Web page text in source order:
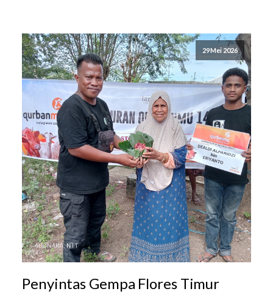
29 Mei 2026
Penyintas Gempa Flores Timur